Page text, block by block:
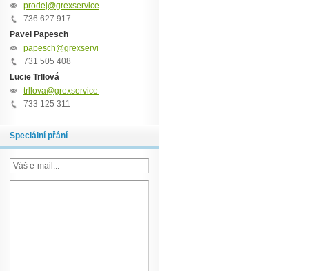
prodej@grexservice.cz
736 627 917
Pavel Papesch
papesch@grexservice.cz
731 505 408
Lucie Trllová
trllova@grexservice.cz
733 125 311
Speciální přání